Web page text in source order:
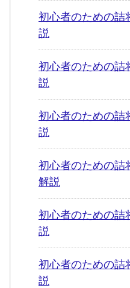
初心者のための
説
初心者のための
説
初心者のための
説
初心者のための
解説
初心者のための
説
初心者のための
説